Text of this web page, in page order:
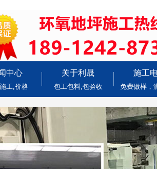
中心
工,价格
关于利晟
包工包料,包验收
施工
免费做样，